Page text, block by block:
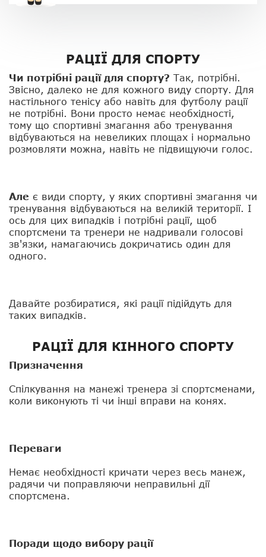
РАЦІЇ ДЛЯ СПОРТУ
Чи потрібні рації для спорту? Так, потрібні.
Звісно, ​​далеко не для кожного виду спорту. Для
настільного тенісу або навіть для футболу рації
не потрібні. Вони просто немає необхідності,
тому що спортивні змагання або тренування
відбуваються на невеликих площах і нормально
розмовляти можна, навіть не підвищуючи голос.
Але є види спорту, у яких спортивні змагання чи
тренування відбуваються на великій території. І
ось для цих випадків і потрібні рації, щоб
спортсмени та тренери не надривали голосові
зв'язки, намагаючись докричатись один для
одного.
Давайте розбиратися, які рації підійдуть для
таких випадків.
РАЦІЇ ДЛЯ КІННОГО СПОРТУ
Призначення
Спілкування на манежі тренера зі спортсменами,
коли виконують ті чи інші вправи на конях.
Переваги
Немає необхідності кричати через весь манеж,
радячи чи поправляючи неправильні дії
спортсмена.
Поради щодо вибору рації